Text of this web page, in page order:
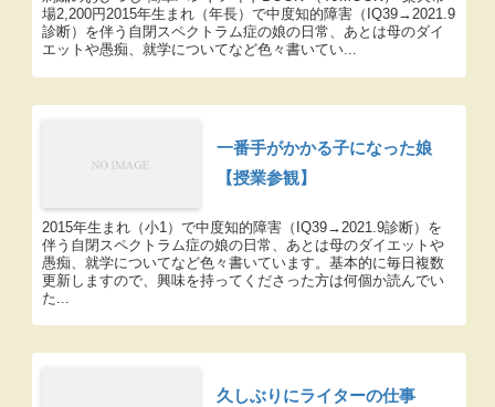
場2,200円2015年生まれ（年長）で中度知的障害（IQ39→2021.9
診断）を伴う自閉スペクトラム症の娘の日常、あとは母のダイ
エットや愚痴、就学についてなど色々書いてい...
一番手がかかる子になった娘
【授業参観】
2015年生まれ（小1）で中度知的障害（IQ39→2021.9診断）を
伴う自閉スペクトラム症の娘の日常、あとは母のダイエットや
愚痴、就学についてなど色々書いています。基本的に毎日複数
更新しますので、興味を持ってくださった方は何個か読んでい
た...
久しぶりにライターの仕事